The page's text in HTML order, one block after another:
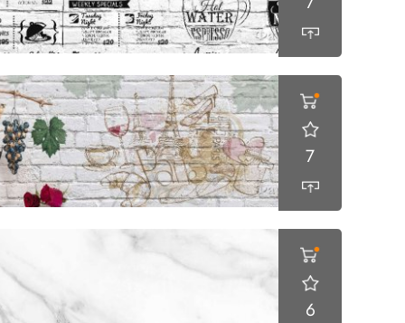
7
6